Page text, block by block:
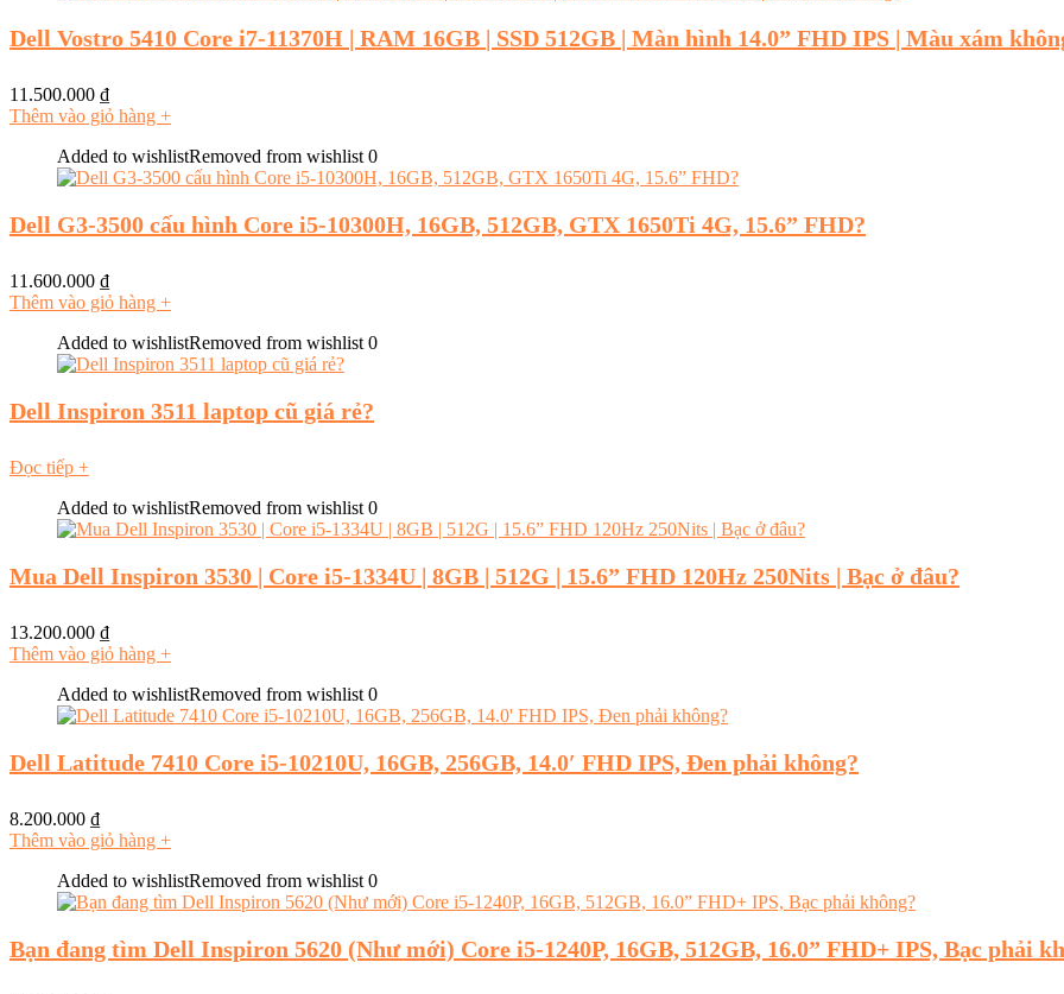
Dell Vostro 5410 Core i7-11370H | RAM 16GB | SSD 512GB | Màn hình 14.0” FHD IPS | Màu xám
11.500.000 ₫
Thêm vào giỏ hàng +
Added to wishlistRemoved from wishlist 0
Dell G3-3500 cấu hình Core i5-10300H, 16GB, 512GB, GTX 1650Ti 4G, 15.6” FHD?
11.600.000 ₫
Thêm vào giỏ hàng +
Added to wishlistRemoved from wishlist 0
Dell Inspiron 3511 laptop cũ giá rẻ?
Đọc tiếp +
Added to wishlistRemoved from wishlist 0
Mua Dell Inspiron 3530 | Core i5-1334U | 8GB | 512G | 15.6” FHD 120Hz 250Nits | Bạc ở đâu?
13.200.000 ₫
Thêm vào giỏ hàng +
Added to wishlistRemoved from wishlist 0
Dell Latitude 7410 Core i5-10210U, 16GB, 256GB, 14.0′ FHD IPS, Đen phải không?
8.200.000 ₫
Thêm vào giỏ hàng +
Added to wishlistRemoved from wishlist 0
Bạn đang tìm Dell Inspiron 5620 (Như mới) Core i5-1240P, 16GB, 512GB, 16.0” FHD+ IPS, Bạc phải